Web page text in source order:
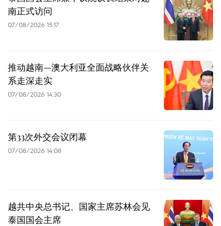
南正式访问
07/08/2026 15:17
推动越南—澳大利亚全面战略伙伴关
系走深走实
07/08/2026 14:30
第33次外交会议闭幕
07/08/2026 14:08
越共中央总书记、国家主席苏林会见
泰国国会主席